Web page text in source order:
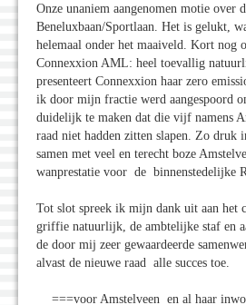
Onze unaniem aangenomen motie over
Beneluxbaan/Sportlaan. Het is gelukt,
helemaal onder het maaiveld. Kort nog
Connexxion AML: heel toevallig
presenteert Connexxion haar zero
ik door mijn fractie werd aangespoord
duidelijk te maken dat die vijf namens
raad niet hadden zitten slapen. Zo druk
samen met veel en terecht boze
wanprestatie voor de binnenstedelijke
Tot slot spreek ik mijn dank uit aan het
griffie natuurlijk, de ambtelijke staf en
de door mij zeer gewaardeerde
alvast de nieuwe raad alle succes toe.
===voor Amstelveen en al haar